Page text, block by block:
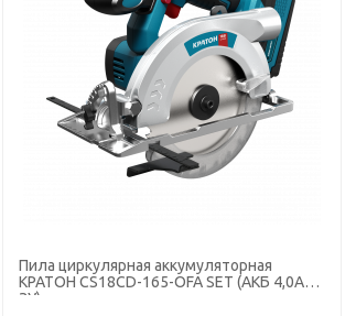
Пила циркулярная аккумуляторная
КРАТОН CS18CD-165-OFA SET (АКБ 4,0А•ч;
ЗУ)